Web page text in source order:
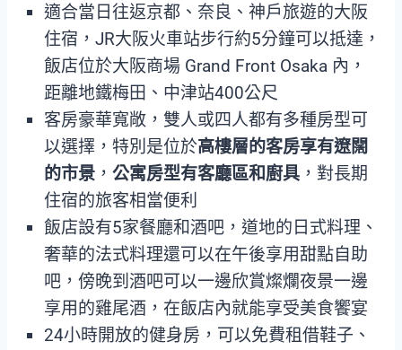
適合當日往返京都、奈良、神戶旅遊的大阪
住宿，JR大阪火車站步行約5分鐘可以抵達，
飯店位於大阪商場 Grand Front Osaka 內，
距離地鐵梅田、中津站400公尺
客房豪華寬敞，雙人或四人都有多種房型可
以選擇，特別是位於高樓層的客房享有遼闊
的市景 ， 公寓房型有客廳區和廚具 ，對長期
住宿的旅客相當便利
飯店設有5家餐廳和酒吧，道地的日式料理、
奢華的法式料理還可以在午後享用甜點自助
吧，傍晚到酒吧可以一邊欣賞燦爛夜景一邊
享用的雞尾酒，在飯店內就能享受美食饗宴
24小時開放的健身房，可以免費租借鞋子、